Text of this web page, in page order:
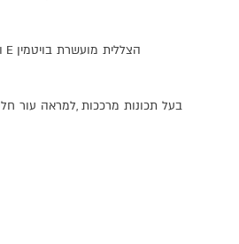
הצללית מועשרת בויטמין E
בעל תכונות מרככות ,למראה עור